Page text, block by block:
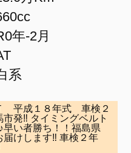
年-2月
系
平成１８年式 車検２
発‼ タイミングベルト
い者勝ち！！福島県
けします‼ 車検２年